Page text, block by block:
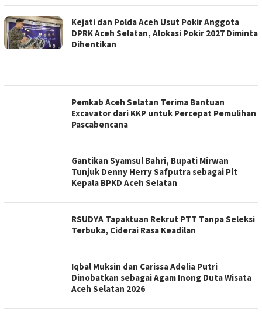
Kejati dan Polda Aceh Usut Pokir Anggota
DPRK Aceh Selatan, Alokasi Pokir 2027 Diminta
Dihentikan
Pemkab Aceh Selatan Terima Bantuan
Excavator dari KKP untuk Percepat Pemulihan
Pascabencana
Gantikan Syamsul Bahri, Bupati Mirwan
Tunjuk Denny Herry Safputra sebagai Plt
Kepala BPKD Aceh Selatan
RSUDYA Tapaktuan Rekrut PTT Tanpa Seleksi
Terbuka, Ciderai Rasa Keadilan
Iqbal Muksin dan Carissa Adelia Putri
Dinobatkan sebagai Agam Inong Duta Wisata
Aceh Selatan 2026